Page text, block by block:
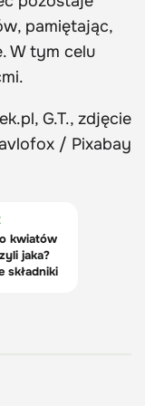
pamiętając,
W tym celu
G.T., zdjęcie
/ Pixabay